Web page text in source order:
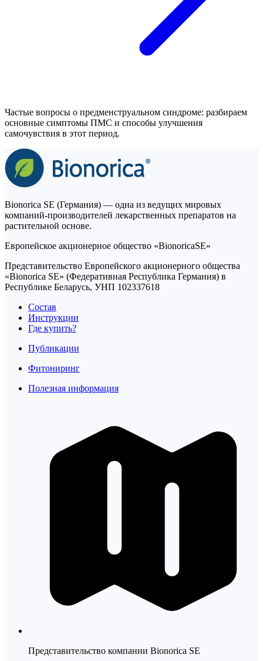
Частые вопросы о предменструальном синдроме: разбираем
основные симптомы ПМС и способы улучшения
самочувствия в этот период.
Bionorica SE (Германия) — одна из ведущих мировых
компаний-производителей лекарственных препаратов на
растительной основе.
Европейское акционерное общество «BionoricaSE»
Представительство Европейского акционерного общества
«Bionorica SE» (Федеративная Республика Германия) в
Республике Беларусь, УНП 102337618
Состав
Инструкции
Где купить?
Публикации
Фитониринг
Полезная информация
Представительство компании Bionorica SE